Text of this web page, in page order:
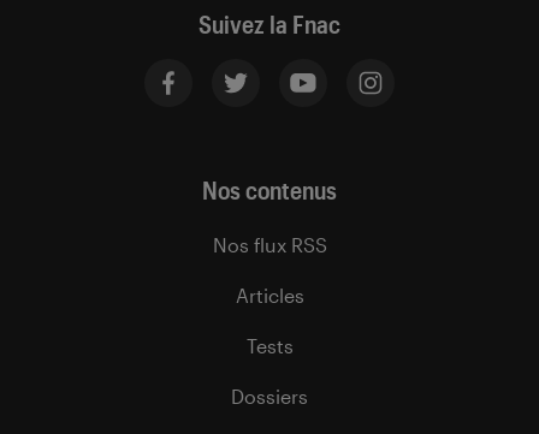
Suivez la Fnac
Nos contenus
Nos flux RSS
Articles
Tests
Dossiers